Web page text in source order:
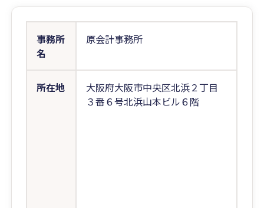
事務所
名
原会計事務所
所在地
大阪府大阪市中央区北浜２丁目
３番６号北浜山本ビル６階